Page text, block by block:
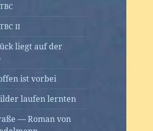
TBC
TBC II
liegt auf der
ist vorbei
laufen lernten
— Roman von